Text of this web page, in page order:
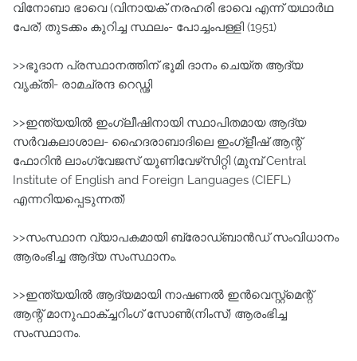
വിനോബാ ഭാവെ (വിനായക്‌ നരഹരി ഭാവെ എന്ന്‌ യഥാര്‍ഥ
പേര്) തുടക്കം കുറിച്ച സ്ഥലം- പോച്ചംപള്ളി (1951)
>>ഭൂദാന പ്രസ്ഥാനത്തിന്‌ ഭൂമി ദാനം ചെയ്ത ആദ്യ
വൃക്തി- രാമച്രന്ദ റെഡ്ഢി
>>ഇന്ത്യയില്‍ ഇംഗ്ലീഷിനായി സ്ഥാപിതമായ ആദ്യ
സര്‍വകലാശാല- ഹൈദരാബാദിലെ ഇംഗ്ളീഷ്‌ ആന്റ്‌
ഫോറിന്‍ ലാംഗ്വേജസ്‌ യൂണിവേഴ്‌സിറ്റി (മുമ്പ്‌ Central
Institute of English and Foreign Languages (CIEFL)
എന്നറിയപ്പെടുന്നത്‌)
>>സംസ്ഥാന വ്യാപകമായി ബ്രോഡ്ബാന്‍ഡ്‌ സംവിധാനം
ആരംഭിച്ച ആദ്യ സംസ്ഥാനം.
>>ഇന്ത്യയില്‍ ആദ്യമായി നാഷണല്‍ ഇന്‍വെസ്റ്റ്മെന്റ്‌
ആന്റ്‌ മാനുഫാക്ച്ചറിംഗ്‌ സോണ്‍(നിംസ്‌) ആരംഭിച്ച
സംസ്ഥാനം.